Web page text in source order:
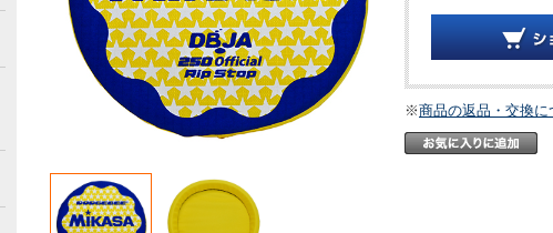
※商品の返品・交換に